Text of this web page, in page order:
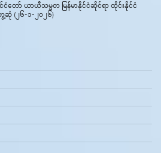
င်ငံတော် ယာယီသမ္မတ မြန်မာနိုင်ငံဆိုင်ရာ ထိုင်းနိုင်ငံ
(၂၆-၁-၂၀၂၆)